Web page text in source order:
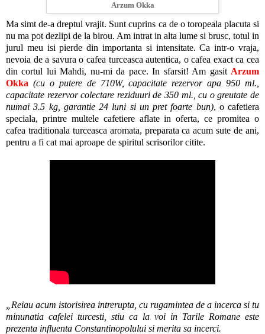
Arzum Okka
Ma simt de-a dreptul vrajit. Sunt cuprins ca de o toropeala placuta si
nu ma pot dezlipi de la birou. Am intrat in alta lume si brusc, totul in
jurul meu isi pierde din importanta si intensitate. Ca intr-o vraja,
nevoia de a savura o cafea turceasca autentica, o cafea exact ca cea
din cortul lui Mahdi, nu-mi da pace. In sfarsit! Am gasit Arzum
Okka (cu o putere de 710W, capacitate rezervor apa 950 ml.,
capacitate rezervor colectare reziduuri de 350 ml., cu o greutate de
numai 3.5 kg, garantie 24 luni si un pret foarte bun), o cafetiera
speciala, printre multele cafetiere aflate in oferta, ce promitea o
cafea traditionala turceasca aromata, preparata ca acum sute de ani,
pentru a fi cat mai aproape de spiritul scrisorilor citite.
„Reiau acum istorisirea intrerupta, cu rugamintea de a incerca si tu
minunatia cafelei turcesti, stiu ca la voi in Tarile Romane este
prezenta influenta Constantinopolului si merita sa incerci.